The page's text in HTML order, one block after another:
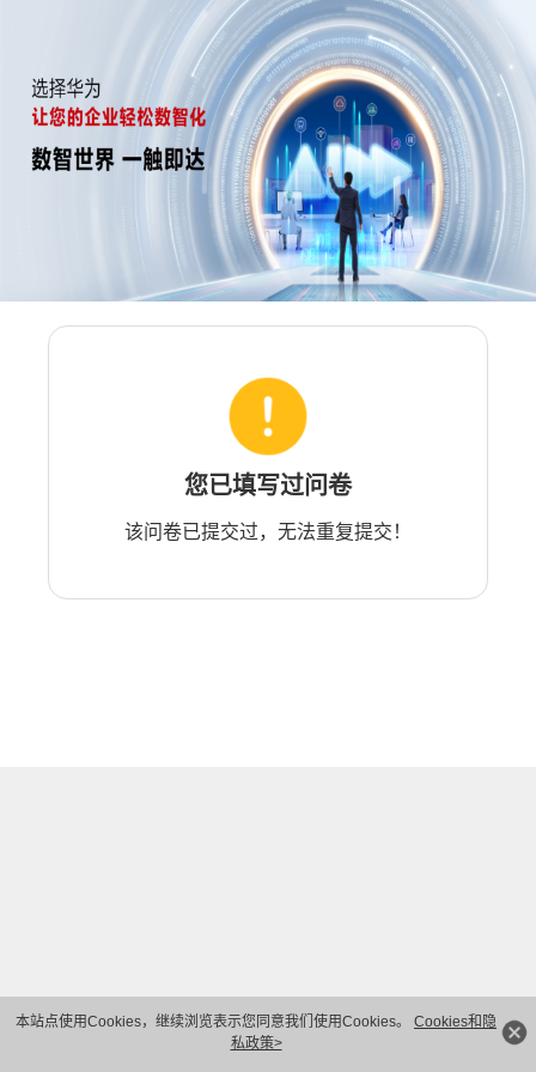
本站点使用Cookies，继续浏览表示您同意我们使用Cookies。 Cookies和隐
私政策>
您已填写过问卷
该问卷已提交过，无法重复提交！